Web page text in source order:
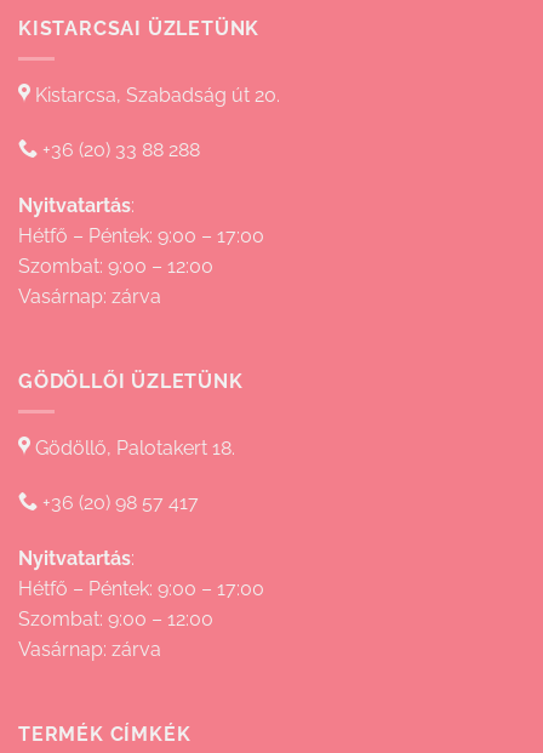
KISTARCSAI ÜZLETÜNK
Kistarcsa, Szabadság út 20.
+36 (20) 33 88 288
Nyitvatartás:
Hétfő – Péntek: 9:00 – 17:00
Szombat: 9:00 – 12:00
Vasárnap: zárva
GÖDÖLLŐI ÜZLETÜNK
Gödöllő, Palotakert 18.
+36 (20) 98 57 417
Nyitvatartás:
Hétfő – Péntek: 9:00 – 17:00
Szombat: 9:00 – 12:00
Vasárnap: zárva
TERMÉK CÍMKÉK